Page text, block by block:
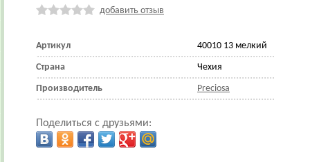
добавить отзыв
Артикул 40010 13 мелкий
Страна Чехия
Производитель Preciosa
Поделиться с друзьями: